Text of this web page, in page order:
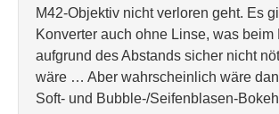
M42-Objektiv nicht verloren geht. Es
Konverter auch ohne Linse, was beim
aufgrund des Abstands sicher nicht
wäre … Aber wahrscheinlich wäre
Soft- und Bubble-/Seifenblasen-